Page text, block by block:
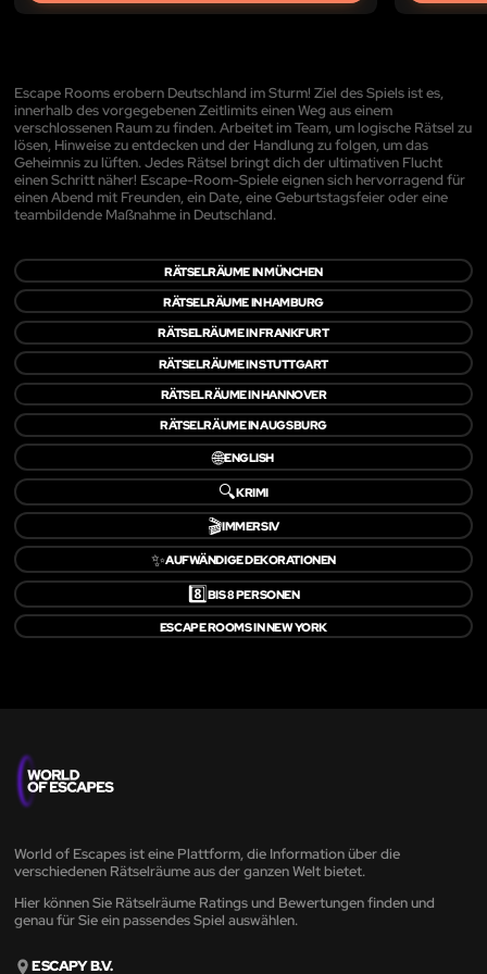
Escape Rooms erobern Deutschland im Sturm! Ziel des Spiels ist es,
innerhalb des vorgegebenen Zeitlimits einen Weg aus einem
verschlossenen Raum zu finden. Arbeitet im Team, um logische Rätsel zu
lösen, Hinweise zu entdecken und der Handlung zu folgen, um das
Geheimnis zu lüften. Jedes Rätsel bringt dich der ultimativen Flucht
einen Schritt näher! Escape-Room-Spiele eignen sich hervorragend für
einen Abend mit Freunden, ein Date, eine Geburtstagsfeier oder eine
teambildende Maßnahme in Deutschland.
RÄTSELRÄUME IN MÜNCHEN
RÄTSELRÄUME IN HAMBURG
RÄTSELRÄUME IN FRANKFURT
RÄTSELRÄUME IN STUTTGART
RÄTSELRÄUME IN HANNOVER
RÄTSELRÄUME IN AUGSBURG
🌐ENGLISH
🔍KRIMI
🎬IMMERSIV
✨AUFWÄNDIGE DEKORATIONEN
8️⃣BIS 8 PERSONEN
ESCAPE ROOMS IN NEW YORK
World of Escapes ist eine Plattform, die Information über die
verschiedenen Rätselräume aus der ganzen Welt bietet.
Hier können Sie Rätselräume Ratings und Bewertungen finden und
genau für Sie ein passendes Spiel auswählen.
ESCAPY B.V.